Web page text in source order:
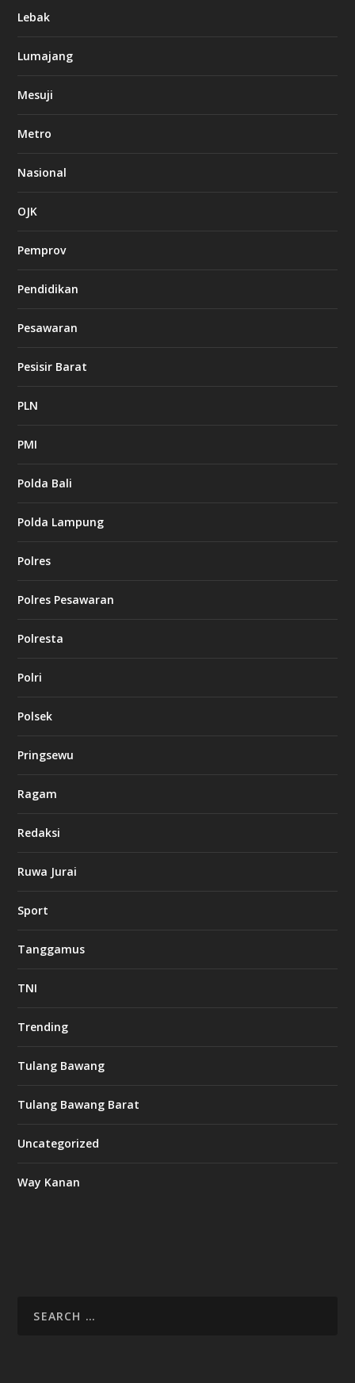
Lebak
Lumajang
Mesuji
Metro
Nasional
OJK
Pemprov
Pendidikan
Pesawaran
Pesisir Barat
PLN
PMI
Polda Bali
Polda Lampung
Polres
Polres Pesawaran
Polresta
Polri
Polsek
Pringsewu
Ragam
Redaksi
Ruwa Jurai
Sport
Tanggamus
TNI
Trending
Tulang Bawang
Tulang Bawang Barat
Uncategorized
Way Kanan